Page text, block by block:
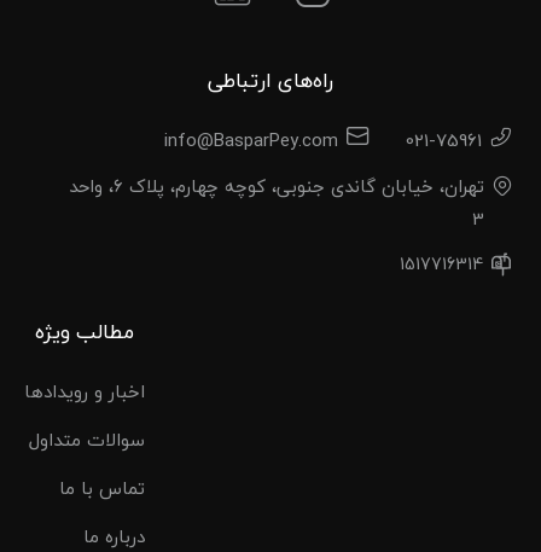
راه‌های ارتباطی
021-75961
info@BasparPey.com
تهران، خیابان گاندی جنوبی، کوچه چهارم، پلاک 6، واحد
3
1517716314
مطالب ویژه
اخبار و رویدادها
سوالات متداول
تماس با ما
درباره ما